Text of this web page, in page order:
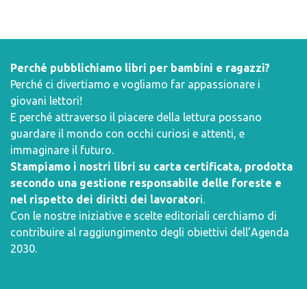
Perché pubblichiamo libri per bambini e ragazzi?
Perché ci divertiamo e vogliamo far appassionare i
giovani lettori!
E perché attraverso il piacere della lettura possano
guardare il mondo con occhi curiosi e attenti, e
immaginare il futuro.
Stampiamo i nostri libri su carta certificata, prodotta
secondo una gestione responsabile delle foreste e
nel rispetto dei diritti dei lavoratori.
Con le nostre iniziative e scelte editoriali cerchiamo di
contribuire al raggiungimento degli obiettivi dell’Agenda
2030.